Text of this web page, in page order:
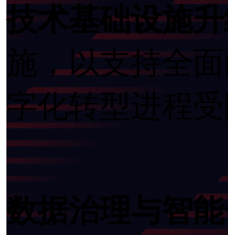
技术基础设施升级
施，以支持
字化转型进程受
数据治理与智能